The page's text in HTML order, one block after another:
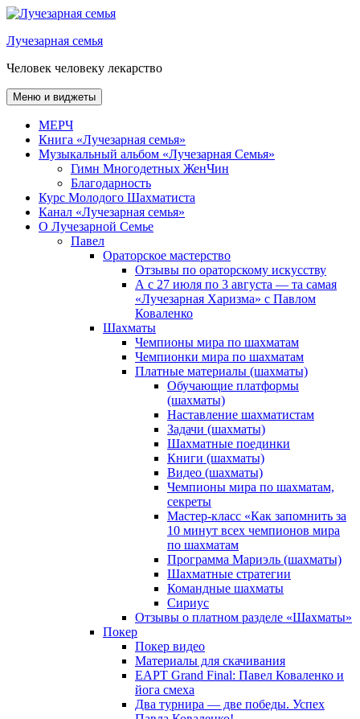
Перейти
содержимому
Лучезарная семья
Человек человеку лекарство
Меню и виджеты
МЕРЧ
Книга «Лучезарная семья»
Музыкальный альбом «Лучезарная Семья»
Гимн Многодетных ЖенЧин
Благодарность
Курс Молодого Шахматиста
Канал «Лучезарная семья»
О Лучезарной Семье
Павел
Ораторское мастерство
Отзывы по ораторскому искусству
А с 27 июля по 3 августа — та самая
«Лучезарная Харизма» с Павлом
Коваленко
Шахматы
Чемпионы мира по шахматам
Чемпионки мира по шахматам
Платные материалы (шахматы)
Обучающие платформы
(шахматы)
Наставление шахматистам
Задачи (шахматы)
Шахматные поединки
Книги (шахматы)
Видео (шахматы)
Чемпионы мира по шахматам,
секреты
Мастер-класс «Как запомнить за
10 минут всех чемпионов мира
по шахматам
Программа Мариэль (шахматы)
Шахматные стратегии
Командные шахматы
Сириус
Отзывы о платном разделе «Шахматы»
Покер
Покер видео
Материалы для скачивания
EAPT Grand Final: Павел Коваленко и
йога смеха
Два турнира — две победы. Успех